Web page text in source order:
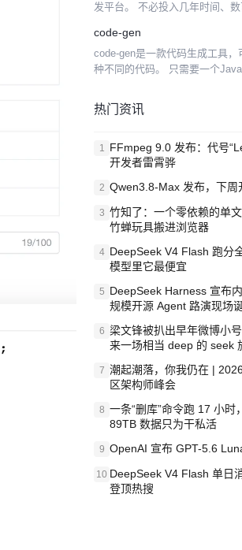
发平台。 不必投入几年时间、
控、极易扩展的无代码开发平台
code-gen
code-gen是一款代码生成工具
种不同的代码。 只需要一个
选模板即可生成代码。 默认提供
热门资讯
1 FFmpeg 9.0 发布：代号
开发者雷霄骅
2 Qwen3.8-Max 发布，下
3 竹知了：一个零依赖的单
竹蝉玩具搬进浏览器
4 DeepSeek V4 Flash 跑分
模型里它最便宜
5 DeepSeek Harness 宣布
规模开源 Agent 路演现场
6 梁文锋被扒出早年微博小
来一场相当 deep 的 seek
7 潮起潮落，你我仍在 |
区架构师峰会
8 一条“删库”命令跑 17 小时
89TB 数据只为干私活
9 OpenAI 宣布 GPT-5.6
10 DeepSeek V4 Flash 单日
登顶热搜